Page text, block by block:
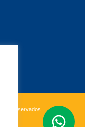
reservados